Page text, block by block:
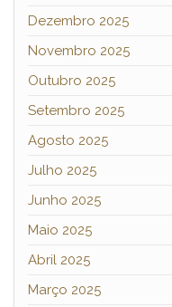
Dezembro 2025
Novembro 2025
Outubro 2025
Setembro 2025
Agosto 2025
Julho 2025
Junho 2025
Maio 2025
Abril 2025
Março 2025